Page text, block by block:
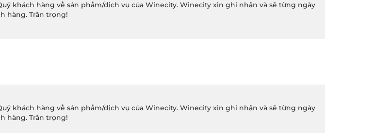
khách hàng về sản phẩm/dịch vụ của Winecity. Winecity xin ghi nhận và sẽ từng ngày
hàng. Trân trọng!
khách hàng về sản phẩm/dịch vụ của Winecity. Winecity xin ghi nhận và sẽ từng ngày
hàng. Trân trọng!